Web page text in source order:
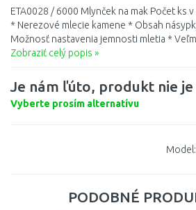
ETA0028 / 6000 Mlynček na mak Počet ks
* Nerezové mlecie kamene * Obsah
Možnosť nastavenia jemnosti mletia *
Zobraziť celý popis »
Je nám ľúto, produkt nie
Vyberte prosím alternatívu
Model:
PODOBNÉ